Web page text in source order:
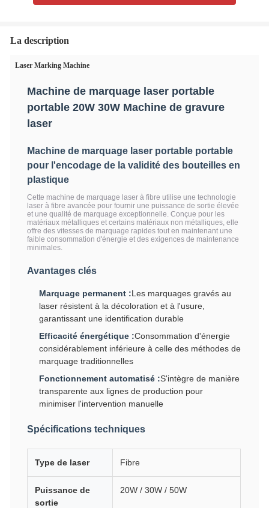
La description
Laser Marking Machine
Machine de marquage laser portable
portable 20W 30W Machine de gravure
laser
Machine de marquage laser portable portable
pour l'encodage de la validité des bouteilles en
plastique
Cette machine de marquage laser à fibre utilise une technologie
laser à fibre avancée pour fournir une puissance de sortie élevée
et une qualité de marquage exceptionnelle. Conçue pour les
matériaux métalliques et certains matériaux non métalliques, elle
offre des vitesses de marquage rapides tout en maintenant une
faible consommation d'énergie et des exigences de maintenance
minimales.
Avantages clés
Marquage permanent :Les marquages gravés au
laser résistent à la décoloration et à l'usure,
garantissant une identification durable
Efficacité énergétique :Consommation d'énergie
considérablement inférieure à celle des méthodes de
marquage traditionnelles
Fonctionnement automatisé :S'intègre de manière
transparente aux lignes de production pour
minimiser l'intervention manuelle
Spécifications techniques
Type de laser Fibre
Puissance de
sortie
20W / 30W / 50W